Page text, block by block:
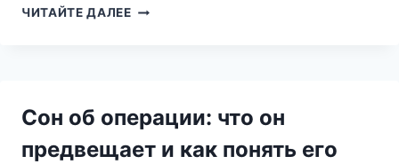
ЧИТАЙТЕ ДАЛЕЕСОН
ПРЕДСКАЗАНИЯ
Сон об операции: что он
предвещает и как понять его